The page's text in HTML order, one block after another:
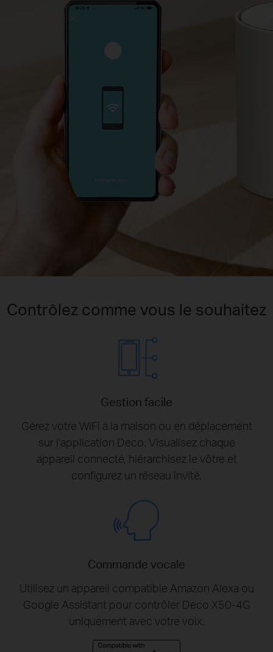
Contrôlez comme vous le souhaitez
Gestion facile
Gérez votre WiFi à la maison ou en déplacement
sur l'application Deco. Visualisez chaque
appareil connecté, hiérarchisez le vôtre et
configurez un réseau invité.
Commande vocale
Utilisez un appareil compatible Amazon Alexa ou
Google Assistant pour contrôler Deco X50-4G
uniquement avec votre voix.